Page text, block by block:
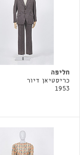
חליפה
כריסטיאן דיור
1953